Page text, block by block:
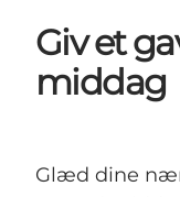
Det Sker
Byer
Giv et
middag
Glæd dine